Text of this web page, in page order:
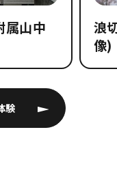
験
属山中
浪
像)